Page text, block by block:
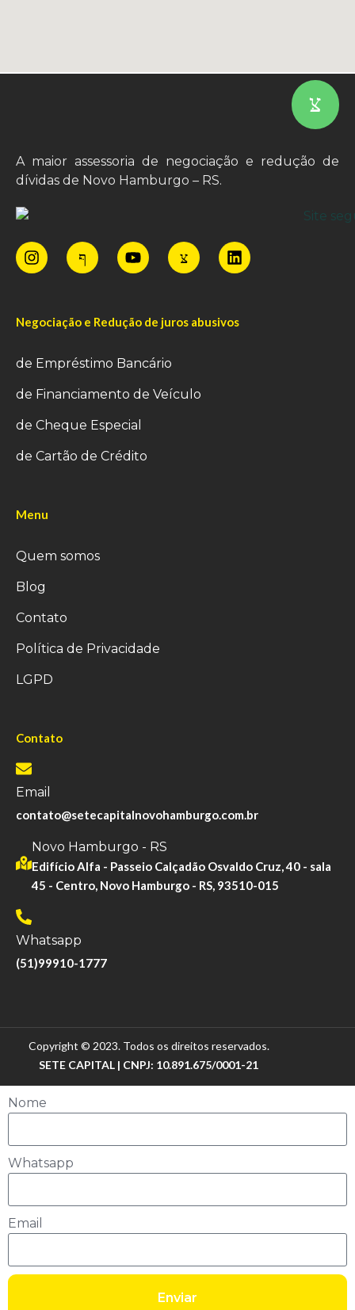
A maior assessoria de negociação e redução de
dívidas de Novo Hamburgo – RS.
Negociação e Redução de juros abusivos
de Empréstimo Bancário
de Financiamento de Veículo
de Cheque Especial
de Cartão de Crédito
Menu
Quem somos
Blog
Contato
Política de Privacidade
LGPD
Contato
Email
contato@setecapitalnovohamburgo.com.br
Novo Hamburgo - RS
Edifício Alfa - Passeio Calçadão Osvaldo Cruz, 40 - sala
45 - Centro, Novo Hamburgo - RS, 93510-015
Whatsapp
(51)99910-1777
Copyright © 2023. Todos os direitos reservados.
SETE CAPITAL | CNPJ: 10.891.675/0001-21
Nome
Whatsapp
Email
Enviar